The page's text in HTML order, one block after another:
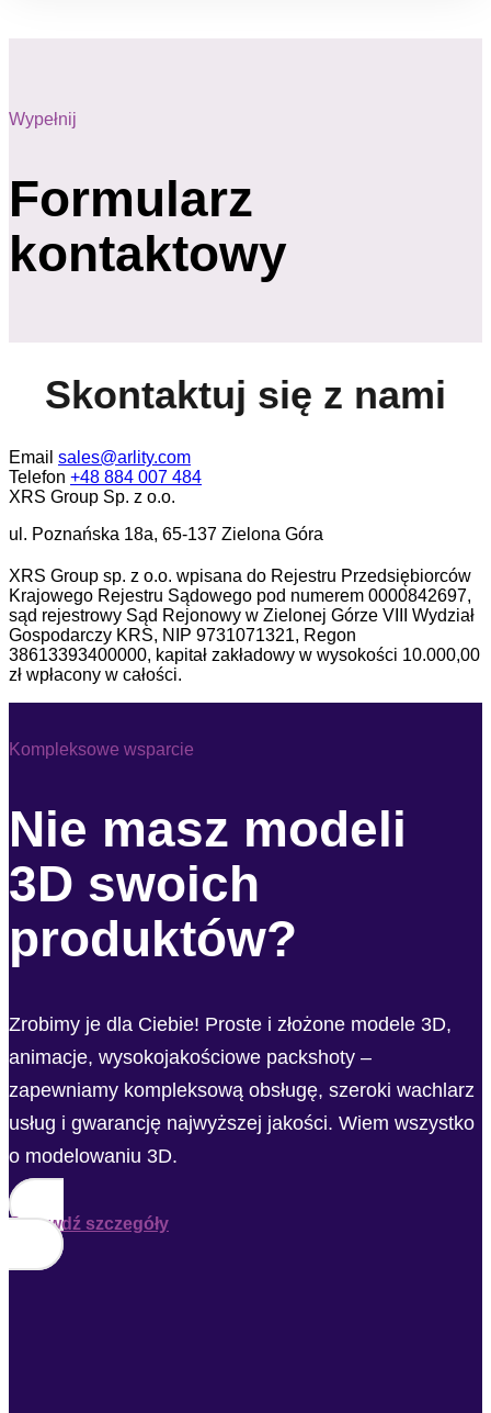
Wypełnij
Formularz
kontaktowy
Skontaktuj się z nami
Email sales@arlity.com
Telefon +48 884 007 484
XRS Group Sp. z o.o.
ul. Poznańska 18a, 65-137 Zielona Góra
XRS Group sp. z o.o. wpisana do Rejestru Przedsiębiorców
Krajowego Rejestru Sądowego pod numerem 0000842697,
sąd rejestrowy Sąd Rejonowy w Zielonej Górze VIII Wydział
Gospodarczy KRS, NIP 9731071321, Regon
38613393400000, kapitał zakładowy w wysokości 10.000,00
zł wpłacony w całości.
Kompleksowe wsparcie
Nie masz modeli
3D swoich
produktów?
Zrobimy je dla Ciebie! Proste i złożone modele 3D,
animacje, wysokojakościowe packshoty –
zapewniamy kompleksową obsługę, szeroki wachlarz
usług i gwarancję najwyższej jakości. Wiem wszystko
o modelowaniu 3D.
Sprawdź szczegóły